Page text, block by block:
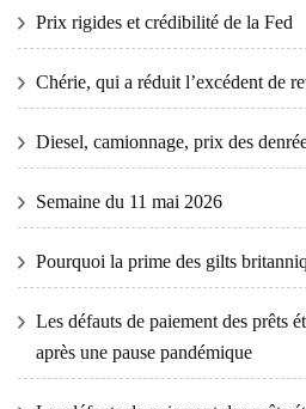
Prix ​​​​rigides et crédibilité de la Fed
Chérie, qui a réduit l’excédent de
Diesel, camionnage, prix des
Semaine du 11 mai 2026
Pourquoi la prime des gilts
Les défauts de paiement des prêts
après une pause pandémique